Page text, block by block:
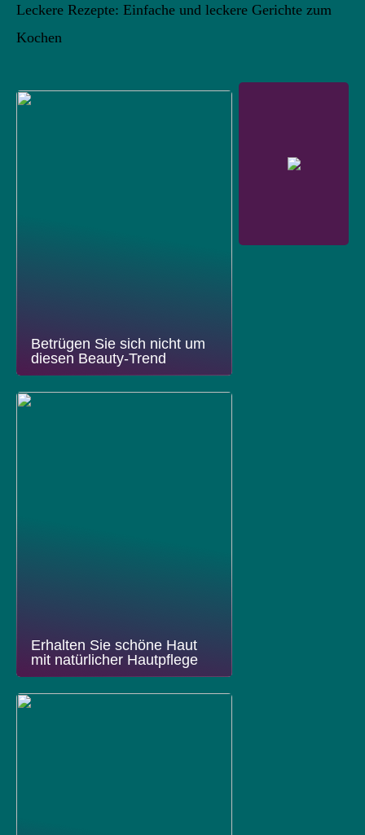
Leckere Rezepte: Einfache und leckere Gerichte zum
Kochen
Betrügen Sie sich nicht um
diesen Beauty-Trend
Erhalten Sie schöne Haut
mit natürlicher Hautpflege